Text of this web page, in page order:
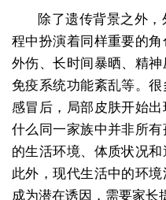
除了遗传背景之外
程中扮演着同样重要的
外伤、长时间暴晒、精
免疫系统功能紊乱等。
感冒后，局部皮肤开始
什么同一家族中并非所
的生活环境、体质状况和
此外，现代生活中的环
成为潜在诱因，需要家长